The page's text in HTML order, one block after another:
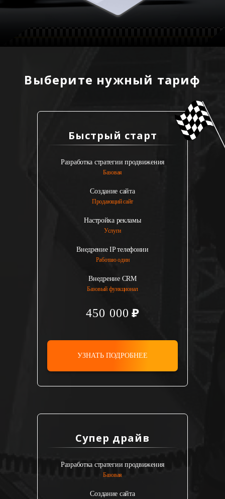
Выберите нужный тариф
Быстрый старт
Разработка стратегии продвижения
Базовая
Создание сайта
Продающий сайт
Настройка рекламы
Услуги
Внедрение IP телефонии
Работаю один
Внедрение CRM
Базовый функционал
450 000
УЗНАТЬ ПОДРОБНЕЕ
Супер драйв
Разработка стратегии продвижения
Базовая
Создание сайта